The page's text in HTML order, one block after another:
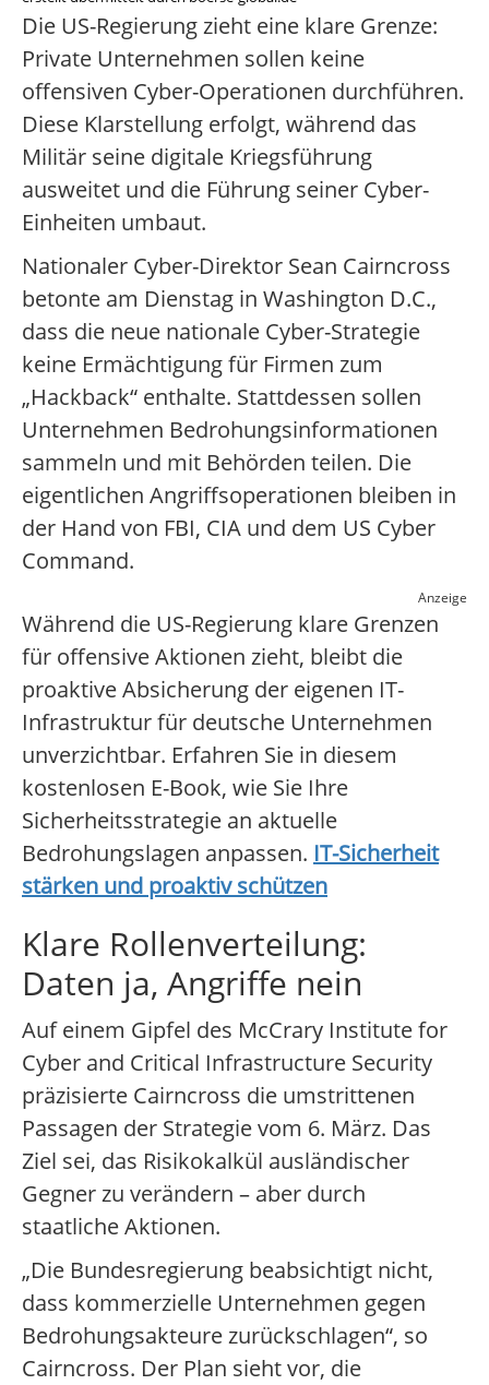
Die US-Regierung zieht eine klare Grenze:
Private Unternehmen sollen keine
offensiven Cyber-Operationen durchführen.
Diese Klarstellung erfolgt, während das
Militär seine digitale Kriegsführung
ausweitet und die Führung seiner Cyber-
Einheiten umbaut.
Nationaler Cyber-Direktor Sean Cairncross
betonte am Dienstag in Washington D.C.,
dass die neue nationale Cyber-Strategie
keine Ermächtigung für Firmen zum
„Hackback“ enthalte. Stattdessen sollen
Unternehmen Bedrohungsinformationen
sammeln und mit Behörden teilen. Die
eigentlichen Angriffsoperationen bleiben in
der Hand von FBI, CIA und dem US Cyber
Command.
Anzeige
Während die US-Regierung klare Grenzen
für offensive Aktionen zieht, bleibt die
proaktive Absicherung der eigenen IT-
Infrastruktur für deutsche Unternehmen
unverzichtbar. Erfahren Sie in diesem
kostenlosen E-Book, wie Sie Ihre
Sicherheitsstrategie an aktuelle
Bedrohungslagen anpassen. IT-Sicherheit
stärken und proaktiv schützen
Klare Rollenverteilung:
Daten ja, Angriffe nein
Auf einem Gipfel des McCrary Institute for
Cyber and Critical Infrastructure Security
präzisierte Cairncross die umstrittenen
Passagen der Strategie vom 6. März. Das
Ziel sei, das Risikokalkül ausländischer
Gegner zu verändern – aber durch
staatliche Aktionen.
„Die Bundesregierung beabsichtigt nicht,
dass kommerzielle Unternehmen gegen
Bedrohungsakteure zurückschlagen“, so
Cairncross. Der Plan sieht vor, die